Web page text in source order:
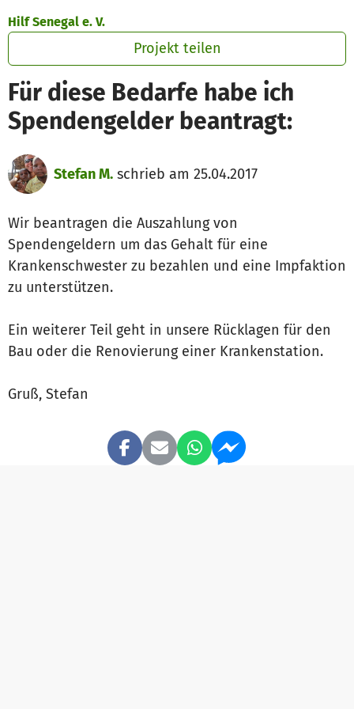
Hilf Senegal e. V.
Projekt teilen
Für diese Bedarfe habe ich
Spendengelder beantragt:
Stefan M. schrieb am 25.04.2017
Wir beantragen die Auszahlung von
Spendengeldern um das Gehalt für eine
Krankenschwester zu bezahlen und eine Impfaktion
zu unterstützen.
Ein weiterer Teil geht in unsere Rücklagen für den
Bau oder die Renovierung einer Krankenstation.
Gruß, Stefan